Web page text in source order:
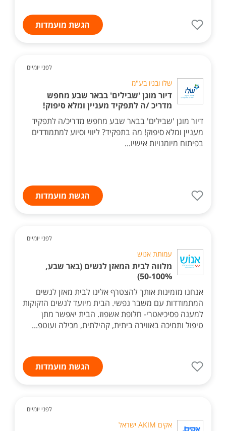
הגשת מועמדות
לפני יומיים
שלו ובניו בע"מ
דיור מוגן 'שבילים' בבאר שבע מחפש
מדריכ /ה לתפקיד מעניין ומלא סיפוק!
דיור מוגן 'שבילים' בבאר שבע מחפש מדריכ/ה לתפקיד
מעניין ומלא סיפוק! מה בתפקיד? ליווי וסיוע למתמודדים
בפיתוח מיומנויות אישיו...
הגשת מועמדות
לפני יומיים
עמותת אנוש
מלווה לבית המאזן לנשים (באר שבע,
50-100%)
אנחנו מזמינות אותך להצטרף אלינו לבית מאזן לנשים
המתמודדות עם משבר נפשי. הבית מיועד לנשים הזקוקות
למענה פסיכיאטרי- חלופת אשפוז. הבית יאפשר מתן
טיפול ותמיכה באווירה ביתית, קהילתית, מכילה ועוטפ...
הגשת מועמדות
לפני יומיים
אקים AKIM ישראל